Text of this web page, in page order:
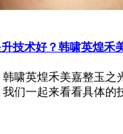
技术好？韩啸英煌禾
啸英煌禾美嘉整玉
们一起来看看具体的